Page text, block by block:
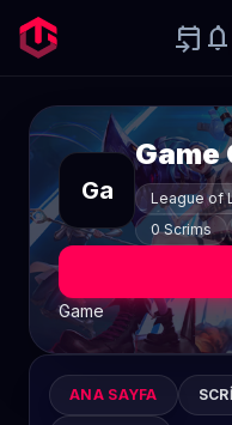
event_upcoming notifications
Ga
Game
League of
0 Scrims
Game
ANA SAYFA